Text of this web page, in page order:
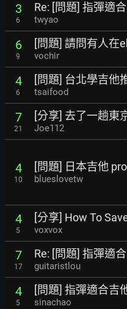
3
6
Re: [問題] 指彈適
twyao
6
9
[問題] 請問有人在
vochir
4
6
[問題] 台北學吉他
tsaifood
7
21
[分享] 去了一趟東
Joe112
4
10
[問題] 日本吉他
blueslovetw
4
5
[分享] How To
voxvox
7
17
Re: [問題] 指彈適
guitaristlou
4
5
[問題] 指彈適合吉
sinachao